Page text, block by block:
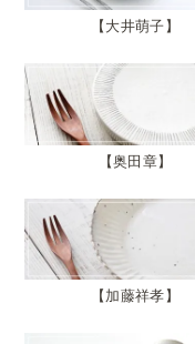
大井萌子
奥田章
加藤祥孝